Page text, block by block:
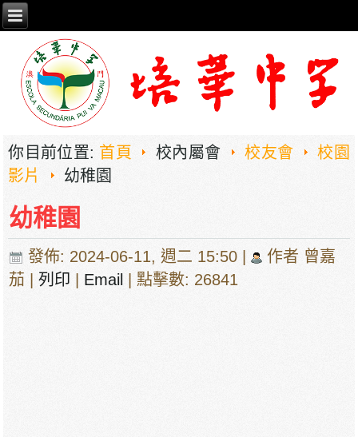
你目前位置: 首頁 校內屬會 校友會
校園
影片
幼稚園
幼稚園
發佈: 2024-06-11, 週二 15:50 |
作者 曾嘉
茄 |列印 Email | 點擊數: 26841